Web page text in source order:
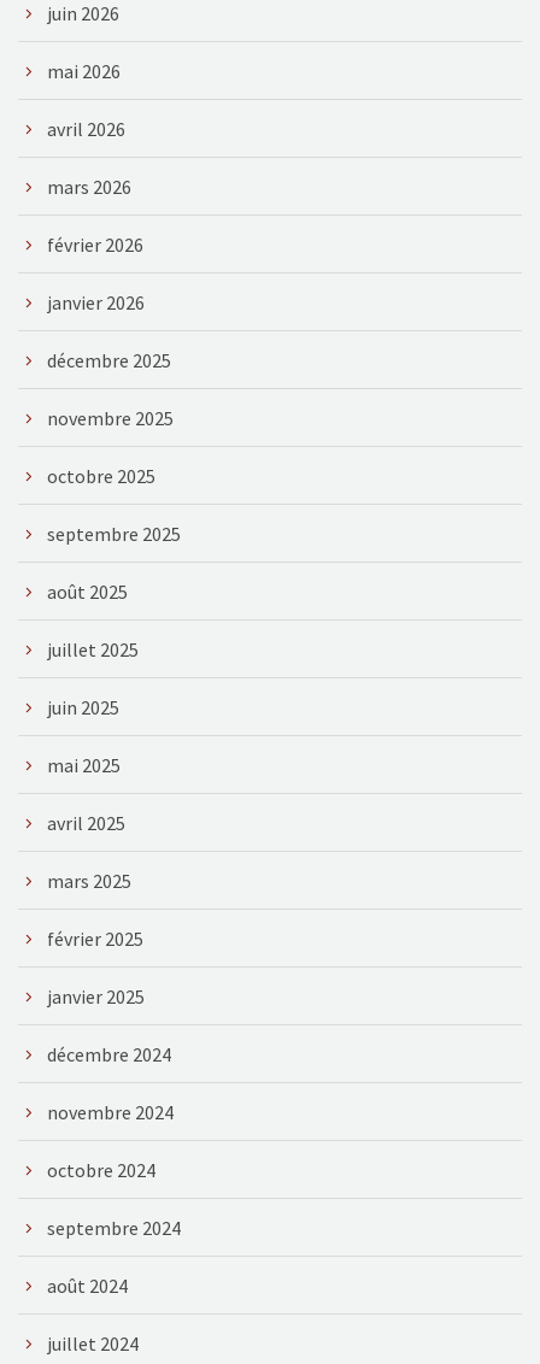
juin 2026
mai 2026
avril 2026
mars 2026
février 2026
janvier 2026
décembre 2025
novembre 2025
octobre 2025
septembre 2025
août 2025
juillet 2025
juin 2025
mai 2025
avril 2025
mars 2025
février 2025
janvier 2025
décembre 2024
novembre 2024
octobre 2024
septembre 2024
août 2024
juillet 2024